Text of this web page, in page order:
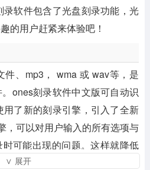
软件包含了光盘刻录功能，光
的用户赶紧来体验吧！
件、mp3， wma 或 wav等，是
ones刻录软件中文版可自动识
了新的刻录引擎，引入了全新
，可以对用户输入的所有选项与
可能出现的问题。这样就降低
出不合理的设定。
∨ 展开